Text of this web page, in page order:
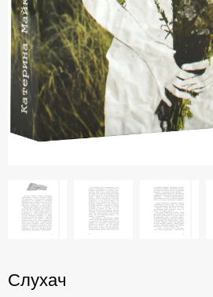
Слухач